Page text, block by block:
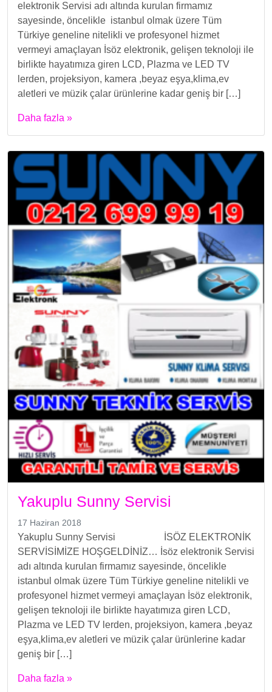
elektronik Servisi adı altında kurulan firmamız
sayesinde, öncelikle istanbul olmak üzere Tüm
Türkiye geneline nitelikli ve profesyonel hizmet
vermeyi amaçlayan İsöz elektronik, gelişen teknoloji ile
birlikte hayatımıza giren LCD, Plazma ve LED TV
lerden, projeksiyon, kamera ,beyaz eşya,klima,ev
aletleri ve müzik çalar ürünlerine kadar geniş bir […]
Daha fazla »
Yakuplu Sunny Servisi
17 Haziran 2018
Yakuplu Sunny Servisi İSÖZ ELEKTRONİK
SERVİSİMİZE HOŞGELDİNİZ… İsöz elektronik Servisi
adı altında kurulan firmamız sayesinde, öncelikle
istanbul olmak üzere Tüm Türkiye geneline nitelikli ve
profesyonel hizmet vermeyi amaçlayan İsöz elektronik,
gelişen teknoloji ile birlikte hayatımıza giren LCD,
Plazma ve LED TV lerden, projeksiyon, kamera ,beyaz
eşya,klima,ev aletleri ve müzik çalar ürünlerine kadar
geniş bir […]
Daha fazla »